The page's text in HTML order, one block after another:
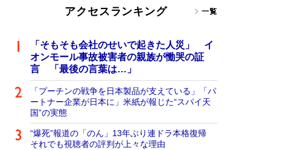
アクセスランキング 一覧
「そもそも会社のせいで起きた人災」 イ
オンモール事故被害者の親族が慟哭の証
言 「最後の言葉は…」
「プーチンの戦争を日本製品が支えている」「パ
ートナー企業が日本に」米紙が報じた“スパイ天
国”の実態
“爆死”報道の「のん」13年ぶり連ドラ本格復帰
それでも視聴者の評判が上々な理由